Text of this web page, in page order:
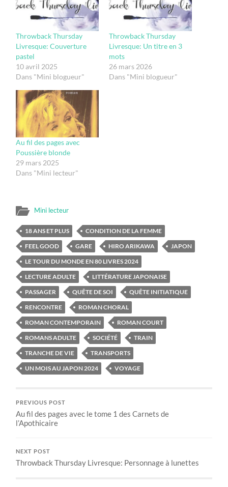
Throwback Thursday
Livresque: Couverture
pastel
10 avril 2025
Dans "Mini blogueur"
Throwback Thursday
Livresque: Un titre en 3
mots
26 mars 2026
Dans "Mini blogueur"
Au fil des pages avec
Poussière blonde
29 mars 2025
Dans "Mini lecteur"
Mini lecteur
18 ANS ET PLUS
CONDITION DE LA FEMME
FEEL GOOD
GARE HIRO ARIKAWA
JAPON
LE TOUR DU MONDE EN 80 LIVRES 2024
LECTURE ADULTE
LITTÉRATURE JAPONAISE
PASSAGER
QUÊTE DE SOI
QUÊTE INITIATIQUE
RENCONTRE
ROMAN CHORAL
ROMAN CONTEMPORAIN
ROMAN COURT
ROMANS ADULTE
SOCIÉTÉ
TRAIN
TRANCHE DE VIE
TRANSPORTS
UN MOIS AU JAPON 2024
VOYAGE
PREVIOUS POST
Au fil des pages avec le tome 1 des Carnets de
l’Apothicaire
NEXT POST
Throwback Thursday Livresque: Personnage à lunettes